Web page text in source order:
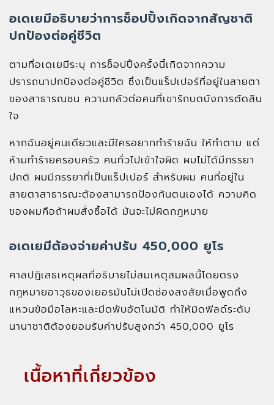
อเดเยมีอธิบายว่าการช็อปปิ้งเกิดจากสัญชาติ
ปกป้องต่อคู่ชีวิต
ตามที่อเดเยมีระบุ การช็อปปิ้งครั้งนี้เกิดจากความ
ปรารถนาปกป้องต่อคู่ชีวิต ซึ่งเป็นแร็ปเปอร์ที่อยู่ในสายตา
ของสาธารณชน ความกลัวต่อคนที่เขารักบดบังการตัดสิน
ใจ
หากฉันอยู่คนเดียวและมีใครอยากทำร้ายฉัน ให้ทำตาม แต่
ห้ามทำร้ายครอบครัว คนทั่วไปเข้าใจผิด ผมไม่ได้มีภรรยา
ปกติ ผมมีภรรยาที่เป็นแร็ปเปอร์ สำหรับผม คนที่อยู่ใน
สายตาสาธารณะต้องสามารถป้องกันตนเองได้ ความคิด
ของผมคือถ้าผมสั่งซื้อได้ มันจะไม่ผิดกฎหมาย
อเดเยมีต้องจ่ายค่าปรับ 450,000 ยูโร
ศาลปฏิเสธเหตุผลที่อธิบายไม่สมเหตุสมผลนี้โดยตรง
กฎหมายอาวุธของเยอรมันไม่เปิดช่องสงสัยเมื่อพูดถึง
แหวนข้อมือโลหะและมีดพับอัตโนมัติ ทำให้มิดฟิลด์ระดับ
นานาชาติต้องยอมรับค่าปรับสูงกว่า 450,000 ยูโร
เนื้อหาที่เกี่ยวข้อง